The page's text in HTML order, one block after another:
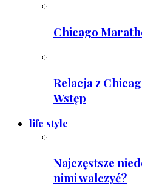
Chicago
Relacja z
Wstęp
life style
Najczęstsze
nimi walczyć?